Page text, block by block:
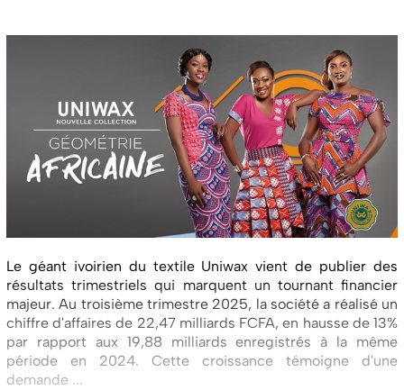
Le géant ivoirien du textile Uniwax vient de publier des
résultats trimestriels qui marquent un tournant financier
majeur. Au troisième trimestre 2025, la société a réalisé un
chiffre d'affaires de 22,47 milliards FCFA, en hausse de 13%
par rapport aux 19,88 milliards enregistrés à la même
période en 2024. Cette croissance témoigne d'une
demande ...